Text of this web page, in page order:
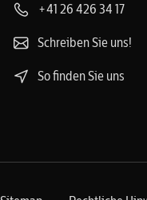
+41 26 426 34 17
Schreiben Sie uns!
So finden Sie uns